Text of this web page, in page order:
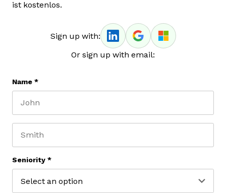
ist kostenlos.
Sign up with:
Or sign up with email:
Name *
Seniority *